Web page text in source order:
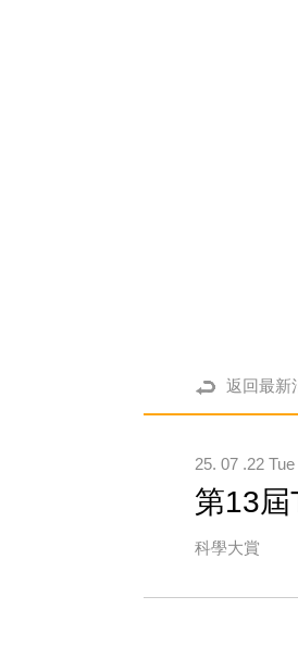
返回最新
25. 07 .22 Tue
第13
科學大賞